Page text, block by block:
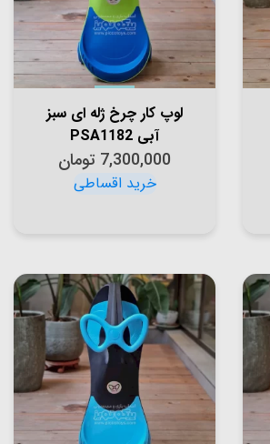
لوپ کار چرخ ژله ای سبز
آبی PSA1182
7,300,000 تومان